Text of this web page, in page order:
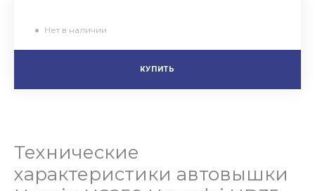
Нет в наличии
КУПИТЬ
Технические
характеристики автовышки